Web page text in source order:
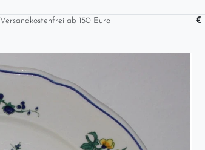
Versandkostenfrei ab 150 Euro